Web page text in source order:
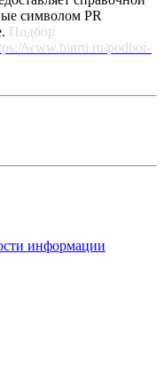
символом PR
Подбор
www.binrti.ru/podbor-
информации